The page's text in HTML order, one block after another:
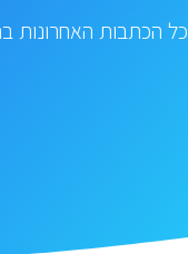
כל הכתבות האחרונות